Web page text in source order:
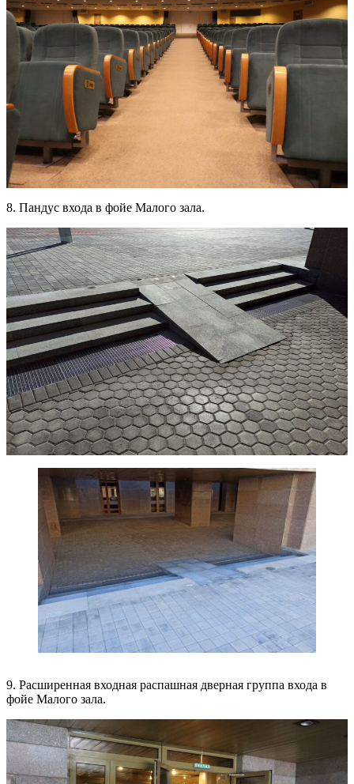
8. Пандус входа в фойе Малого зала.
9. Расширенная входная распашная дверная группа входа в
фойе Малого зала.